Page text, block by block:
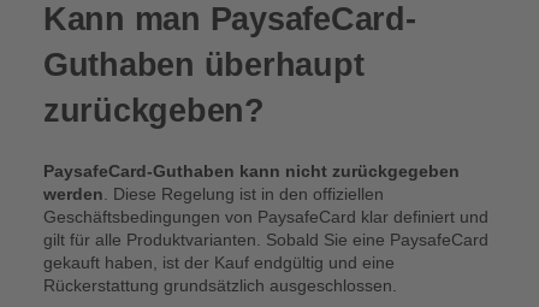
Kann man PaysafeCard-
Guthaben überhaupt
zurückgeben?
PaysafeCard-Guthaben kann nicht zurückgegeben
werden . Diese Regelung ist in den offiziellen
Geschäftsbedingungen von PaysafeCard klar definiert und
gilt für alle Produktvarianten. Sobald Sie eine PaysafeCard
gekauft haben, ist der Kauf endgültig und eine
Rückerstattung grundsätzlich ausgeschlossen.